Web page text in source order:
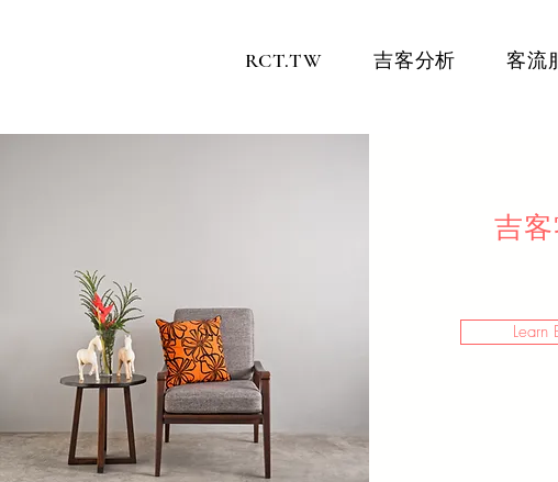
RCT.TW 吉客分析 客流
吉
Learn